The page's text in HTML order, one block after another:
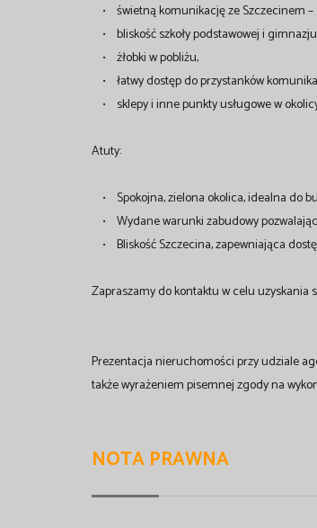
• świetną komunikację ze Szczecinem
• bliskość szkoły podstawowej i
• żłobki w pobliżu,
• łatwy dostęp do przystanków
• sklepy i inne punkty usługowe w
Atuty:
• Spokojna, zielona okolica, idealna do
• Wydane warunki zabudowy
• Bliskość Szczecina, zapewniająca
Zapraszamy do kontaktu w celu uzyskania
Prezentacja nieruchomości przy udziale
także wyrażeniem pisemnej zgody na
NOTA PRAWNA